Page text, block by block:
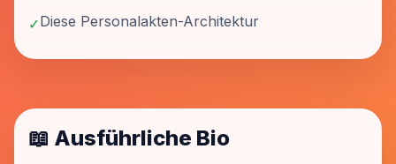
✓Diese Personalakten-Architektur
📖 Ausführliche Bio